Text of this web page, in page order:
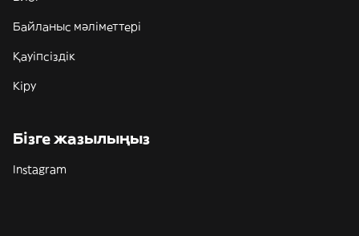
Байланыс мәліметтері
Қауіпсіздік
Кіру
Бізге жазылыңыз
Instagram